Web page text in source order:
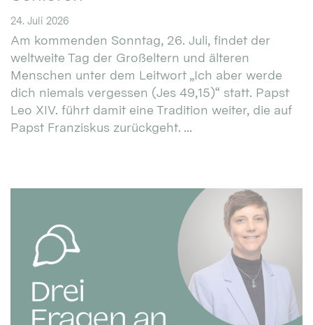
24. Juli 2026
Am kommenden Sonntag, 26. Juli, findet der
weltweite Tag der Großeltern und älteren
Menschen unter dem Leitwort „Ich aber werde
dich niemals vergessen (Jes 49,15)“ statt. Papst
Leo XIV. führt damit eine Tradition weiter, die auf
Papst Franziskus zurückgeht. ...